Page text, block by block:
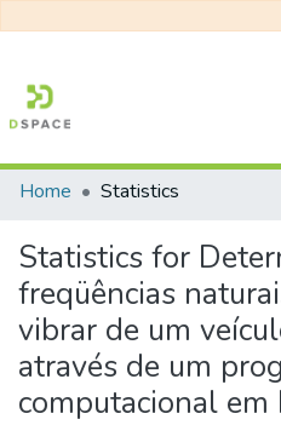
All of DSpace
Home Statistics
Statistics for
freqüências
vibrar de um
através de um
computacional